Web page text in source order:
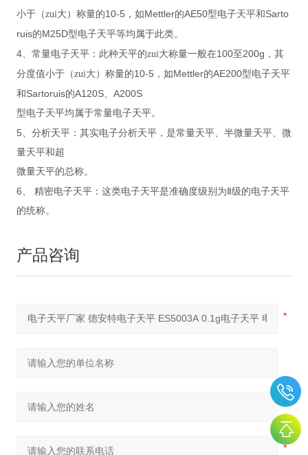
小于（zui大）称量的10-5 ，如Mettler的AE50型电子天平和 Sarto
ruis的M25D型电子天平等均属于此类。
4、常量电子天平：此种天平的zui大称量一般在100至200g ，其
分度值小于（zui大）称量的10-5 ，如Mettler的AE200型电子天平
和 Sartoruis的A120S、 A200S
型电子天平均属于常量电子天平。
5、分析天平：其实电子分析天平，是常量天平、半微量天平、微
量天平和超
微量天平的总称。
6、
精密电子天平：这类电子天平是准确度级别为Ⅱ级的电子天平
的统称。
产品咨询